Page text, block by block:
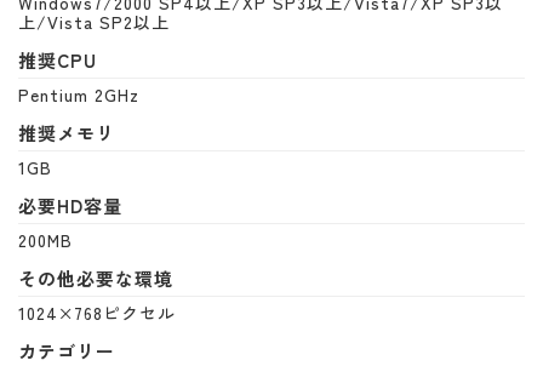
上/Vista SP2以上
推奨CPU
Pentium 2GHz
推奨メモリ
1GB
必要HD容量
200MB
その他必要な環境
1024×768ピクセル
カテゴリー